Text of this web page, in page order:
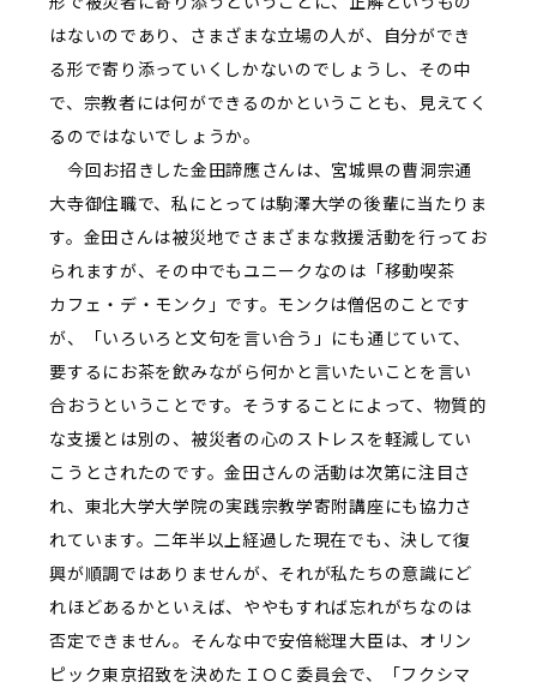
はないのであり、さまざまな立場の人が、自分ができ
る形で寄り添っていくしかないのでしょうし、その中
で、宗教者には何ができるのかということも、見えてく
るのではないでしょうか。
今回お招きした金田諦應さんは、宮城県の曹洞宗通
大寺御住職で、私にとっては駒澤大学の後輩に当たりま
す。金田さんは被災地でさまざまな救援活動を行ってお
られますが、その中でもユニークなのは「移動喫茶
カフェ・デ・モンク」です。モンクは僧侶のことです
が、「いろいろと文句を言い合う」にも通じていて、
要するにお茶を飲みながら何かと言いたいことを言い
合おうということです。そうすることによって、物質的
な支援とは別の、被災者の心のストレスを軽減してい
こうとされたのです。金田さんの活動は次第に注目さ
れ、東北大学大学院の実践宗教学寄附講座にも協力さ
れています。二年半以上経過した現在でも、決して復
興が順調ではありませんが、それが私たちの意識にど
れほどあるかといえば、ややもすれば忘れがちなのは
否定できません。そんな中で安倍総理大臣は、オリン
ピック東京招致を決めたＩＯＣ委員会で、「フクシマ